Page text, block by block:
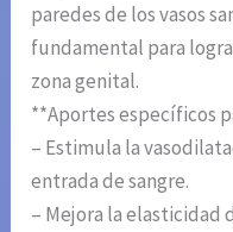
paredes de los vasos
fundamental para
zona genital.
**Aportes específicos
– Estimula la
entrada de sangre.
– Mejora la elasticidad